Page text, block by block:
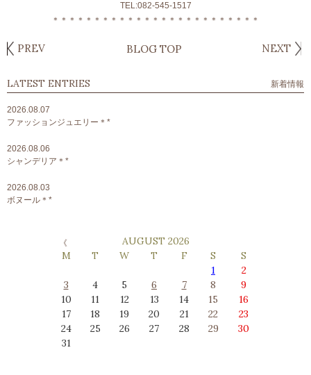
TEL:082-545-1517
＊＊＊＊＊＊＊＊＊＊＊＊＊＊＊＊＊＊＊＊＊＊＊＊＊
PREV BLOG TOP NEXT
LATEST ENTRIES 新着情報
2026.08.07
ファッションジュエリー＊*
2026.08.06
シャンデリア＊*
2026.08.03
ボヌール＊*
AUGUST 2026
M
T W T F S
S
1
2
3
4 5 6 7 8
9
10
11 12 13 14 15
16
17
18 19 20 21 22
23
24
25 26 27 28 29
30
31